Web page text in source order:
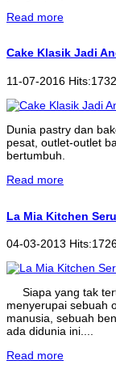
Read more
Cake Klasik Jadi
11-07-2016
Dunia pastry dan
pesat, outlet-outlet
bertumbuh.
Read more
La Mia Kitchen
04-03-2013
Siapa yang tak
menyerupai sebuah
manusia, sebuah
ada didunia ini....
Read more